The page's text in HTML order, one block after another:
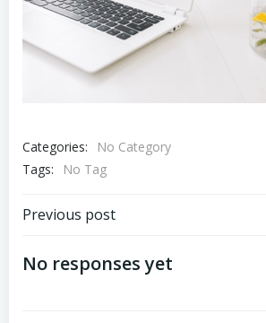
Categories:
No Category
Tags:
No Tag
Navigation
de
Previous post
No responses yet